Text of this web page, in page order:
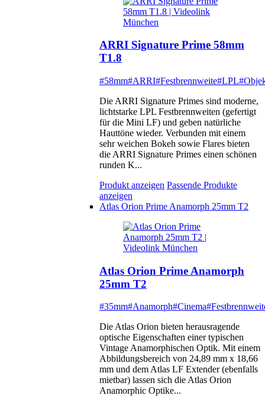
ARRI Signature Prime 58mm
T1.8
#58mm#ARRI#Festbrennweite#LPL
Die ARRI Signature Primes sind moderne,
lichtstarke LPL Festbrennweiten (gefertigt
für die Mini LF) und geben natürliche
Hauttöne wieder. Verbunden mit einem
sehr weichen Bokeh sowie Flares bieten
die ARRI Signature Primes einen schönen
runden K...
Produkt anzeigen Passende Produkte
anzeigen
Atlas Orion Prime Anamorph 25mm T2
Atlas Orion Prime Anamorph
25mm T2
#35mm#Anamorph#Cinema
Die Atlas Orion bieten herausragende
optische Eigenschaften einer typischen
Vintage Anamorphischen Optik. Mit einem
Abbildungsbereich von 24,89 mm x 18,66
mm und dem Atlas LF Extender (ebenfalls
mietbar) lassen sich die Atlas Orion
Anamorphic Optike...